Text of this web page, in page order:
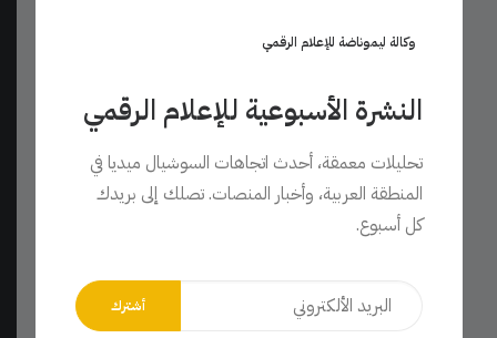
وكالة ليموناضة للإعلام الرقمي
النشرة الأسبوعية للإعلام الرقمي
تحليلات معمقة، أحدث اتجاهات السوشيال ميديا في
المنطقة العربية، وأخبار المنصات. تصلك إلى بريدك
كل أسبوع.